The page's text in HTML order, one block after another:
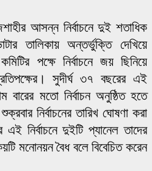
আসন্ন নির্বাচনে দুই শতাধিক
তালিকায় অন্তর্ভুক্তি দেখিয়ে
পক্ষে নির্বাচনে জয় ছিনিয়ে
সুদীর্ঘ ৩৭ বছরের এই
বারের মতো নির্বাচন অনুষ্ঠিত হতে
নির্বাচনের তারিখ ঘোষণা করা
নির্বাচনে দুইটি প্যানেল তাদের
মনোনয়ন বৈধ বলে বিবেচিত করেন